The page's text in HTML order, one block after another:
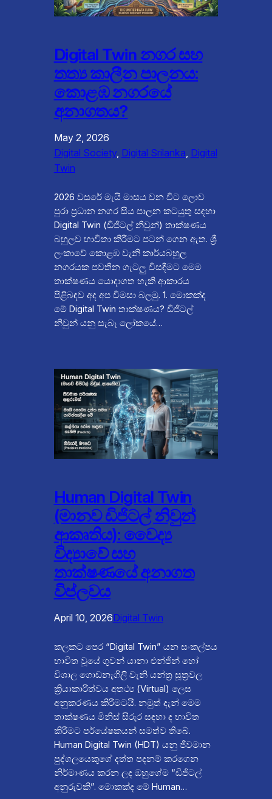
Digital Twin නගර සහ
තත්‍ය කාලීන පාලනය:
කොළඹ නගරයේ
අනාගතය?
May 2, 2026
Digital Society, Digital Srilanka, Digital
Twin
2026 වසරේ මැයි මාසය වන විට ලොව
පුරා ප්‍රධාන නගර සිය පාලන කටයුතු සඳහා
Digital Twin (ඩිජිටල් නිවුන්) තාක්ෂණය
බහුලව භාවිතා කිරීමට පටන් ගෙන ඇත. ශ්‍රී
ලංකාවේ කොළඹ වැනි කාර්යබහුල
නගරයක පවතින ගැටලු විසඳීමට මෙම
තාක්ෂණය යොදාගත හැකි ආකාරය
පිළිබඳව අද අප විමසා බලමු. 1. මොකක්ද
මේ Digital Twin තාක්ෂණය? ඩිජිටල්
නිවුන් යනු සැබෑ ලෝකයේ…
Human Digital Twin
(මානව ඩිජිටල් නිවුන්
ආකෘතිය): වෛද්‍ය
විද්‍යාවේ සහ
තාක්ෂණයේ අනාගත
විප්ලවය
April 10, 2026Digital Twin
කලකට පෙර “Digital Twin” යන සංකල්පය
භාවිත වූයේ ගුවන් යානා එන්ජින් හෝ
විශාල ගොඩනැගිලි වැනි යන්ත්‍ර සූත්‍රවල
ක්‍රියාකාරිත්වය අතථ්‍ය (Virtual) ලෙස
අනුකරණය කිරීමටයි. නමුත් දැන් මෙම
තාක්ෂණය මිනිස් සිරුර සඳහා ද භාවිත
කිරීමට පර්යේෂකයන් සමත්ව තිබේ.
Human Digital Twin (HDT) යනු ජීවමාන
පුද්ගලයෙකුගේ දත්ත පදනම් කරගෙන
නිර්මාණය කරන ලද ඔහුගේම “ඩිජිටල්
අනුරුවකි”. මොකක්ද මේ Human…